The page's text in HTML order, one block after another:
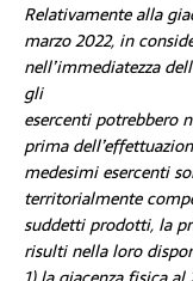
Relativamente alla
marzo 2022, in
nell’immediatezza
gli
esercenti potrebbero
prima
medesimi esercenti
territorialmente
suddetti prodotti, la
risulti nella loro